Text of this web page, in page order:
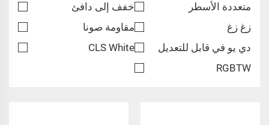
متعددة الأسطر
خفف إلى دافئ
زغ زغ
مقاومة صونا
دي يو في قابل للتعديل
CLS White
RGBTW